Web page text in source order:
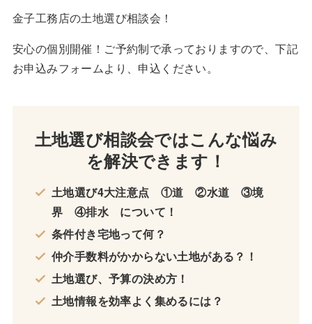
金子工務店の土地選び相談会！
安心の個別開催！ご予約制で承っておりますので、下記
お申込みフォームより、申込ください。
土地選び相談会ではこんな悩み
を解決できます！
土地選び4大注意点 ①道 ②水道 ③境
界 ④排水 について！
条件付き宅地って何？
仲介手数料がかからない土地がある？！
土地選び、予算の決め方！
土地情報を効率よく集めるには？